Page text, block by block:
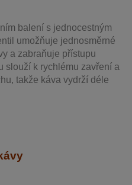
balení s jednocestným
umožňuje jednosměrné
a zabraňuje přístupu
slouží k rychlému zavření a
takže káva vydrží déle